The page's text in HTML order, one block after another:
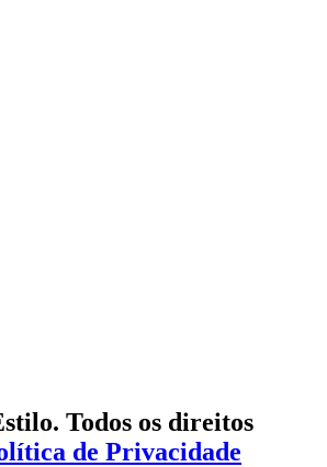
Todos os direitos
de Privacidade